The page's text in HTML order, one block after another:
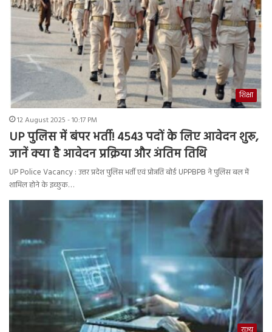
शिक्षा
12 August 2025 - 10:17 PM
UP पुलिस में बंपर भर्ती! 4543 पदों के लिए आवेदन शुरू,
जानें क्या है आवेदन प्रक्रिया और अंतिम तिथि
UP Police Vacancy : उत्तर प्रदेश पुलिस भर्ती एवं प्रोन्नति बोर्ड UPPBPB ने पुलिस बल में
शामिल होने के इच्छुक…